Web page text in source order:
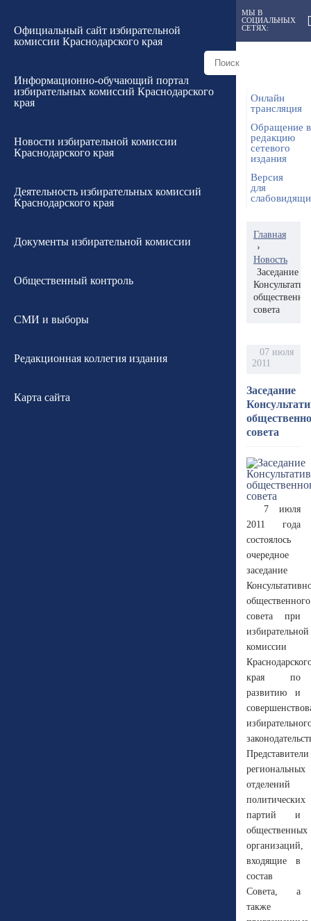
Официальный сайт избирательной
комиссии Краснодарского края
Информационно-обучающий портал
избирательных комиссий Краснодарского
края
Новости избирательной комиссии
Краснодарского края
Деятельность избирательных комиссий
Краснодарского края
Документы избирательной комиссии
Общественный контроль
СМИ и выборы
Редакционная коллегия издания
Карта сайта
МЫ В
СОЦИАЛЬНЫХ
СЕТЯХ:
Онлайн
трансляция
Обращение в
редакцию
сетевого
издания
Версия
для
Главная
›
Новость
Заседание
совета
07 июля
2011
Заседание
совета
7 июля
2011 года
состоялось
очередное
заседание
общественного
совета при
избирательной
комиссии
края по
развитию и
Представители
региональных
отделений
политических
партий и
общественных
организаций,
входящие в
состав
Совета, а
также